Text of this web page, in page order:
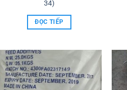
34)
ĐỌC TIẾP